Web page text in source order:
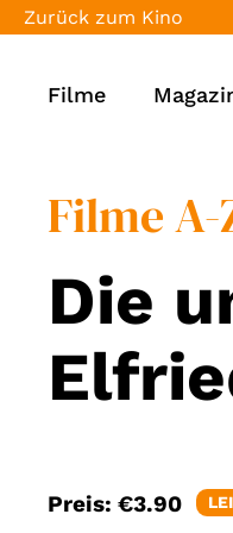
Zurück zum Kino
Filme
Filme A-
Die
Preis: €3.90